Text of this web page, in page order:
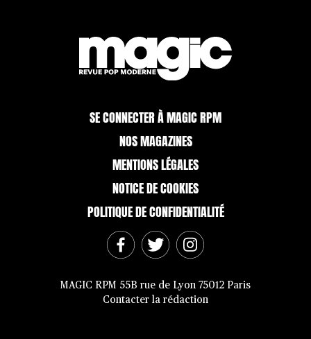
SE CONNECTER À MAGIC RPM
NOS MAGAZINES
MENTIONS LÉGALES
NOTICE DE COOKIES
POLITIQUE DE CONFIDENTIALITÉ
MAGIC RPM 55B rue de Lyon 75012 Paris
Contacter la rédaction